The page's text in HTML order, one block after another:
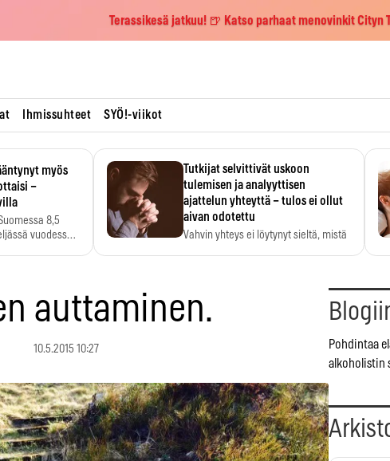
Terassikesä jatkuu! 🍺 Katso parhaat menovinkit Cityn
Ihmissuhteet SYÖ!-viikot
myös
–
8,5
vuodessa.
Tutkijat selvittivät uskoon
tulemisen ja analyyttisen
ajattelun yhteyttä – tulos ei ollut
aivan odotettu
Vahvin yhteys ei löytynyt sieltä, mistä
auttaminen.
10.5.2015 10:27
Pohdintaa
alkoholistin